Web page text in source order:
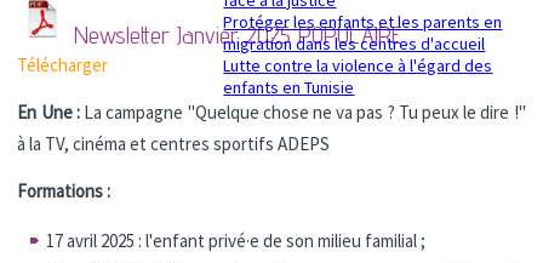
Protéger les enfants et les parents en
migration dans les centres d'accueil
Lutte contre la violence à l'égard des
enfants en Tunisie
Newsletter Janvier 2025POPULAIRE
Télécharger
En Une :La campagne "Quelque chose ne va pas ? Tu peux le dire !"
à la TV, cinéma et centres sportifs ADEPS
Formations :
17 avril 2025 : l'enfant privé·e de son milieu familial ;